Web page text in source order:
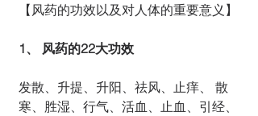
【风药的功效以及对人体的重要意义】
1、 风药的22大功效
发散、升提、升阳、祛风、止痒、 散
寒、胜湿、行气、活血、止血、引经、